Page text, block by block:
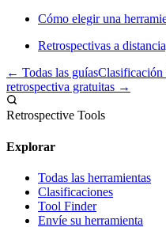
Cómo elegir una
Retrospectivas a
← Todas las guíasClasificación
retrospectiva gratuitas →
Retrospective Tools
Explorar
Todas las herramientas
Clasificaciones
Tool Finder
Envíe su herramienta